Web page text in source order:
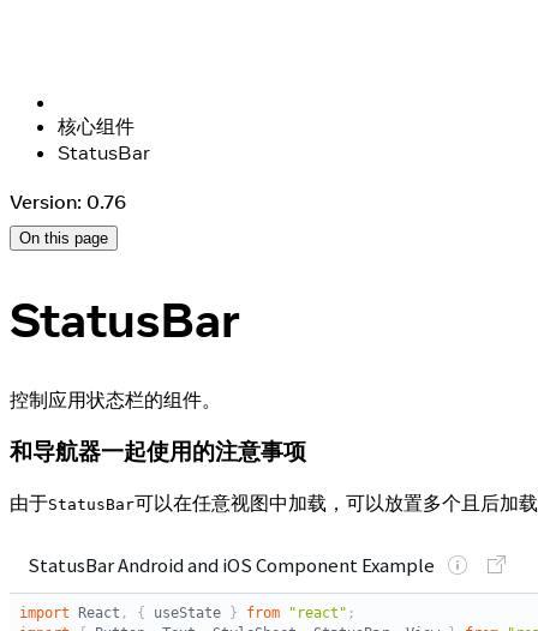
核心组件
StatusBar
Version: 0.76
On this page
StatusBar
控制应用状态栏的组件。
和导航器一起使用的注意事项
由于StatusBar可以在任意视图中加载，可以放置多个且后加